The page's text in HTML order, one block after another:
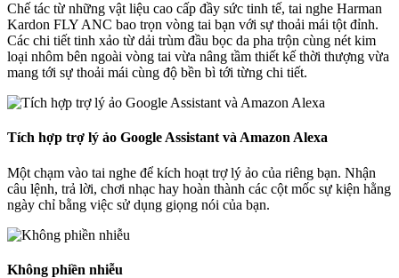
Chế tác từ những vật liệu cao cấp đầy sức tinh tế, tai nghe Harman
Kardon FLY ANC bao trọn vòng tai bạn với sự thoải mái tột đỉnh.
Các chi tiết tinh xảo từ dải trùm đầu bọc da pha trộn cùng nét kim
loại nhôm bên ngoài vòng tai vừa nâng tầm thiết kế thời thượng vừa
mang tới sự thoải mái cùng độ bền bì tới từng chi tiết.
Tích hợp trợ lý ảo Google Assistant và Amazon Alexa
Một chạm vào tai nghe để kích hoạt trợ lý ảo của riêng bạn. Nhận
câu lệnh, trả lời, chơi nhạc hay hoàn thành các cột mốc sự kiện hằng
ngày chỉ bằng việc sử dụng giọng nói của bạn.
Không phiền nhiễu